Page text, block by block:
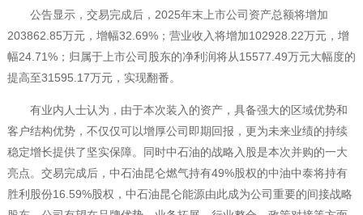
公告显示，交易完成后，2025年末上市公司资产总额将增加
203862.85万元，增幅32.69%；营业收入将增加102928.22万元，增
幅24.71%；归属于上市公司股东的净利润将从15577.49万元大幅度的
提高至31595.17万元，实现翻番。
有业内人士认为，由于本次装入的资产，具备强大的区域优势和
客户结构优势，不仅仅可以增厚公司即期回报，更为未来业绩的持续
稳定增长提供了坚实保障。同时中石油的战略入股是本次并购的一大
亮点。交易完成后，中石油昆仑燃气持有49%股权的中油中泰将持有
胜利股份16.59%股权，中石油昆仑能源由此成为公司重要的间接战略